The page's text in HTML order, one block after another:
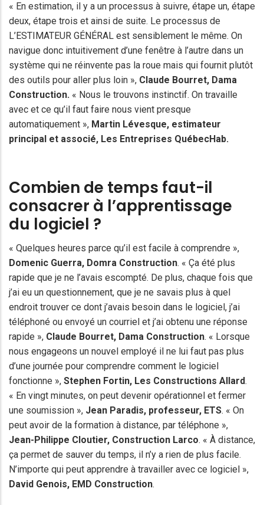
« En estimation, il y a un processus à suivre, étape un, étape
deux, étape trois et ainsi de suite. Le processus de
L’ESTIMATEUR GÉNÉRAL est sensiblement le même. On
navigue donc intuitivement d’une fenêtre à l’autre dans un
système qui ne réinvente pas la roue mais qui fournit plutôt
des outils pour aller plus loin », Claude Bourret, Dama
Construction. « Nous le trouvons instinctif. On travaille
avec et ce qu’il faut faire nous vient presque
automatiquement », Martin Lévesque, estimateur
principal et associé, Les Entreprises QuébecHab.
Combien de temps faut-il
consacrer à l’apprentissage
du logiciel ?
« Quelques heures parce qu’il est facile à comprendre »,
Domenic Guerra, Domra Construction. « Ça été plus
rapide que je ne l’avais escompté. De plus, chaque fois que
j’ai eu un questionnement, que je ne savais plus à quel
endroit trouver ce dont j’avais besoin dans le logiciel, j’ai
téléphoné ou envoyé un courriel et j’ai obtenu une réponse
rapide », Claude Bourret, Dama Construction. « Lorsque
nous engageons un nouvel employé il ne lui faut pas plus
d’une journée pour comprendre comment le logiciel
fonctionne », Stephen Fortin, Les Constructions Allard.
« En vingt minutes, on peut devenir opérationnel et fermer
une soumission », Jean Paradis, professeur, ETS. « On
peut avoir de la formation à distance, par téléphone »,
Jean-Philippe Cloutier, Construction Larco. « À distance,
ça permet de sauver du temps, il n’y a rien de plus facile.
N’importe qui peut apprendre à travailler avec ce logiciel »,
David Genois, EMD Construction.